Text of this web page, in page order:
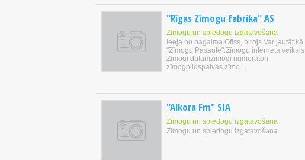
"Rīgas Zīmogu fabrika" AS
Zīmogu un spiedogu izgatavošana
Ieeja no pagalma Ofiss, birojs Var jautāt kā
"Zīmogu Pasaule".Zīmogu interneta veikals
Zīmogi datumzīmogi numeratori
zīmogpildspalvas zīmo...
"Alkora Fm" SIA
Zīmogu un spiedogu izgatavošana
Zīmogu un spiedogu izgatavošana